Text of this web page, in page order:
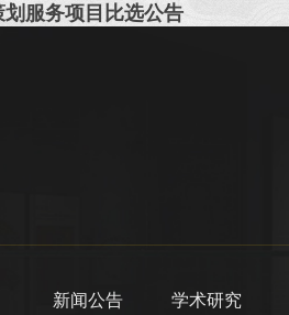
服务项目比选公告
新闻公告 学术研究